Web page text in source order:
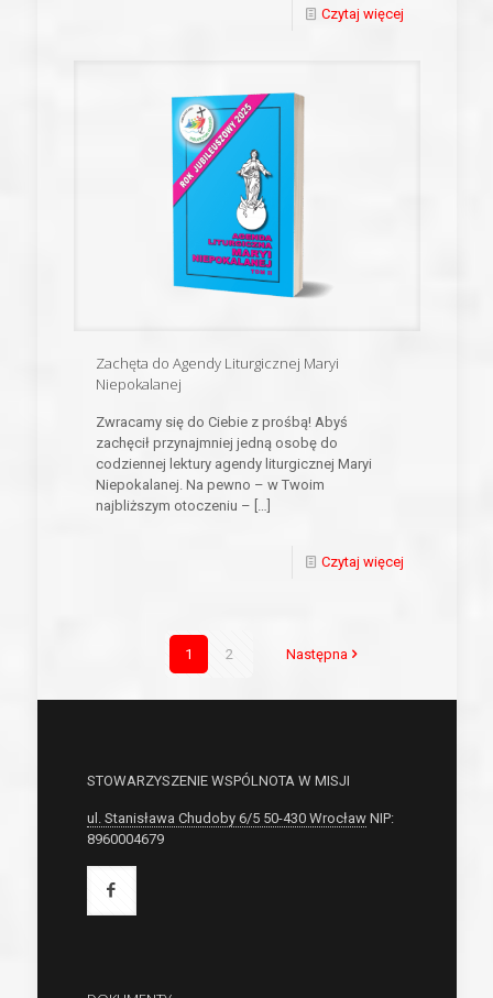
Czytaj więcej
Zachęta do Agendy Liturgicznej Maryi
Niepokalanej
Zwracamy się do Ciebie z prośbą! Abyś
zachęcił przynajmniej jedną osobę do
codziennej lektury agendy liturgicznej Maryi
Niepokalanej. Na pewno – w Twoim
najbliższym otoczeniu – […]
Czytaj więcej
1 2 Następna
STOWARZYSZENIE WSPÓLNOTA W MISJI
ul. Stanisława Chudoby 6/5 50-430 WrocławNIP:
8960004679